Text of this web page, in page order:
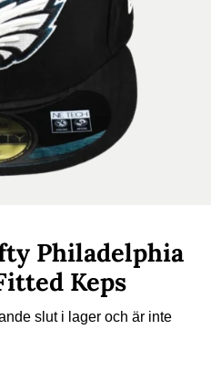
Philadelphia
Keps
slut i lager och är inte